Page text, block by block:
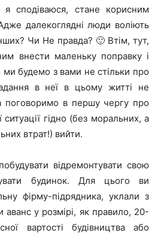
я сподіваюся, стане корисним
далекоглядні люди воліють
Чи Не правда? 🙂 Втім, тут,
внести маленьку поправку і
будемо з вами не стільки про
в неї в цьому житті не
поговоримо в першу чергу про
гідно (без моральних, а
втрат!) вийти.
відремонтувати свою
будинок. Для цього ви
фірму-підрядника, уклали з
аванс у розмірі, як правило, 20-
вартості будівництва або